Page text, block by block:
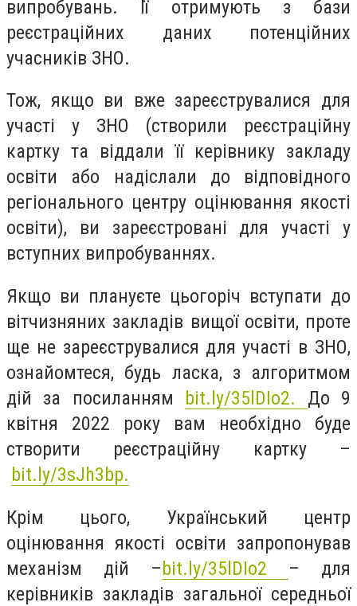
випробувань. Її отримують з бази
реєстраційних даних потенційних
учасників ЗНО.
Тож, якщо ви вже зареєструвалися для
участі у ЗНО (створили реєстраційну
картку та віддали її керівнику закладу
освіти або надіслали до відповідного
регіонального центру оцінювання якості
освіти), ви зареєстровані для участі у
вступних випробуваннях.
Якщо ви плануєте цьогоріч вступати до
вітчизняних закладів вищої освіти, проте
ще не зареєструвалися для участі в ЗНО,
ознайомтеся, будь ласка, з алгоритмом
дій за посиланням
bit.ly/35lDIo2. До 9
квітня 2022 року вам необхідно буде
створити реєстраційну картку –
bit.ly/3sJh3bp.
Крім цього, Український центр
оцінювання якості освіти запропонував
механізм дій –bit.ly/35lDIo2 – для
керівників закладів загальної середньої